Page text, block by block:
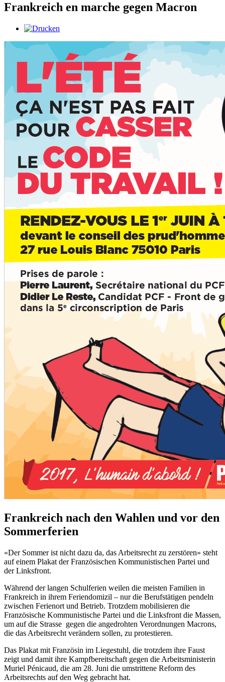
Frankreich en marche gegen Macron
Frankreich nach den Wahlen und vor den
Sommerferien
«Der Sommer ist nicht dazu da, das Arbeitsrecht zu zerstören» steht
auf einem Plakat der Französischen Kommunistischen Partei und
der Linksfront.
Während der langen Schulferien weilen die meisten Familien in
Frankreich in ihrem Feriendomizil – nur die Berufstätigen pendeln
zwischen Ferienort und Betrieb. Trotzdem mobilisieren die
Französische Kommunistische Partei und die Linksfront die Massen,
um auf die Strasse gegen die angedrohten Verordnungen Macrons,
die das Arbeitsrecht verändern sollen, zu protestieren.
Das Plakat mit Französin im Liegestuhl, die trotzdem ihre Faust
zeigt und damit ihre Kampfbereitschaft gegen die Arbeitsministerin
Muriel Pénicaud, die am 28. Juni die umstrittene Reform des
Arbeitsrechts auf den Weg gebracht hat.